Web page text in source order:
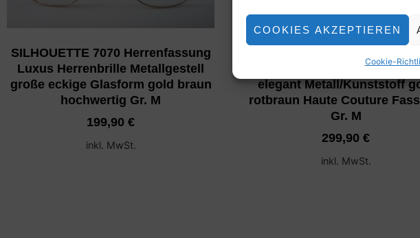
COOKIES AKZEPTIEREN
Cookie-
SILHOUETTE 7070 Herrenfassung
Luxus Herrenbrille Metallgestell
große eckige Glasform gold braun
hochwertig Gr. M
199,90€
inkl. MwSt.
Herrenfassungen/gestelle
elegant Metall/Kunststoff
rotbraun Haute Couture
Gr. M
299,90€
inkl. MwSt.